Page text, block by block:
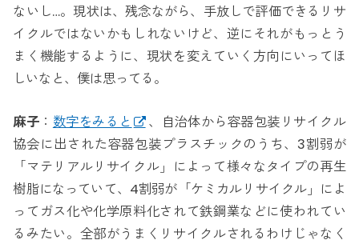
ないし…。現状は、残念ながら、手放しで評価できるリサ
イクルではないかもしれないけど、逆にそれがもっとう
まく機能するように、現状を変えていく方向にいってほ
しいなと、僕は思ってる。
麻子 ： 数字をみると
、自治体から容器包装リサイクル
協会に出された容器包装プラスチックのうち、3割弱が
「マテリアルリサイクル」によって様々なタイプの再生
樹脂になっていて、4割弱が「ケミカルリサイクル」によ
ってガス化や化学原料化されて鉄鋼業などに使われてい
るみたい。全部がうまくリサイクルされるわけじゃなく